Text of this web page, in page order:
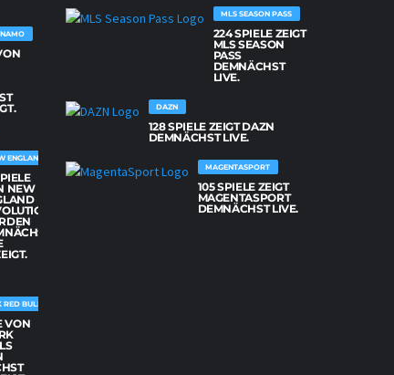
ENGLAND REVOLUTION
NEW
BULLS
VON
MLS SEASON PASS
224 SPIELE ZEIGT
MLS SEASON
PASS
DEMNÄCHST
LIVE.
DAZN
128 SPIELE ZEIGT DAZN
DEMNÄCHST LIVE.
MAGENTASPORT
105 SPIELE ZEIGT
MAGENTASPORT
DEMNÄCHST LIVE.